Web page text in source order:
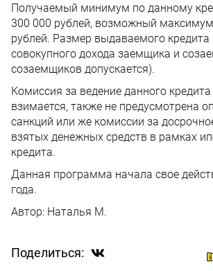
Получаемый минимум по данному
300 000 рублей, возможный
рублей. Размер выдаваемого кредита
совокупного дохода заемщика и
созаемщиков допускается).
Комиссия за ведение данного
взимается, также не предусмотрена
санкций или же комиссии за
взятых денежных средств в рамках
кредита.
Данная программа начала свое
года.
Автор: Наталья М.
Поделиться: